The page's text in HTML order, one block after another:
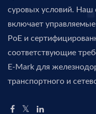
суровых условий.
включает
PoE и
соответствующие
E-Mark для
транспортного и